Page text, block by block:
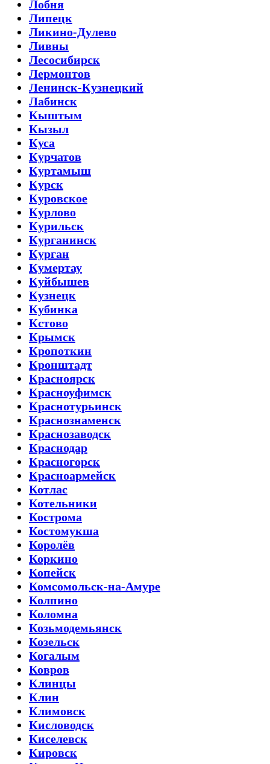
Лобня
Липецк
Ликино-Дулево
Ливны
Лесосибирск
Лермонтов
Ленинск-Кузнецкий
Лабинск
Кыштым
Кызыл
Куса
Курчатов
Куртамыш
Курск
Куровское
Курлово
Курильск
Курганинск
Курган
Кумертау
Куйбышев
Кузнецк
Кубинка
Кстово
Крымск
Кропоткин
Кронштадт
Красноярск
Красноуфимск
Краснотурьинск
Краснознаменск
Краснозаводск
Краснодар
Красногорск
Красноармейск
Котлас
Котельники
Кострома
Костомукша
Королёв
Коркино
Копейск
Комсомольск-на-Амуре
Колпино
Коломна
Козьмодемьянск
Козельск
Когалым
Ковров
Клинцы
Клин
Климовск
Кисловодск
Киселевск
Кировск